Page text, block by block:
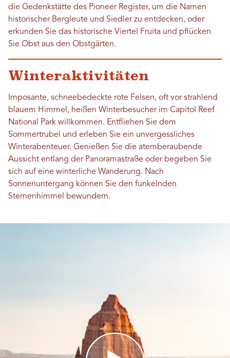
die Gedenkstätte des Pioneer Register, um die Namen
historischer Bergleute und Siedler zu entdecken, oder
erkunden Sie das historische Viertel Fruita und pflücken
Sie Obst aus den Obstgärten.
Winteraktivitäten
Imposante, schneebedeckte rote Felsen, oft vor strahlend
blauem Himmel, heißen Winterbesucher im Capitol Reef
National Park willkommen. Entfliehen Sie dem
Sommertrubel und erleben Sie ein unvergessliches
Winterabenteuer. Genießen Sie die atemberaubende
Aussicht entlang der Panoramastraße oder begeben Sie
sich auf eine winterliche Wanderung. Nach
Sonnenuntergang können Sie den funkelnden
Sternenhimmel bewundern.